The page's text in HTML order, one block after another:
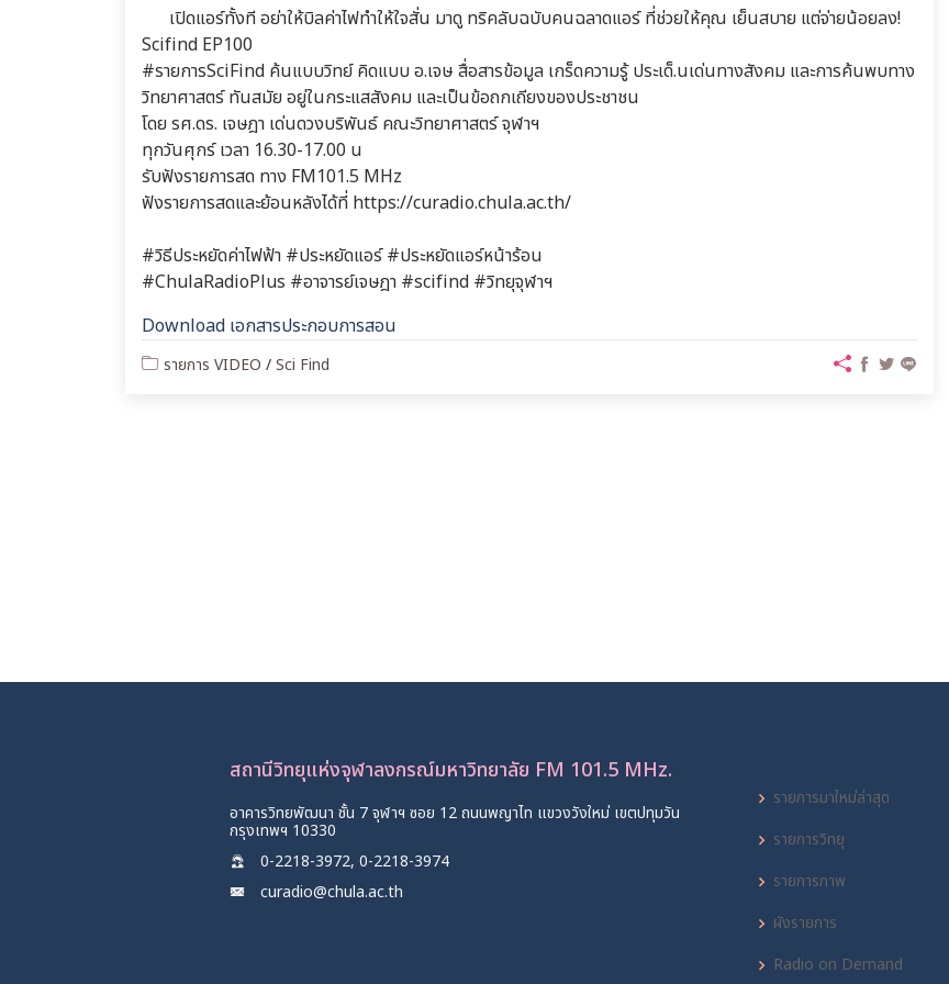
เปิดแอร์ทั้งที อย่าให้บิลค่าไฟทำให้ใจสั่น มาดู ทริคลับฉบับคนฉลาดแอร์ ที่ช่วยให้คุณ เย็นสบาย แต่จ่ายน้อยลง!
Scifind EP100
#รายการSciFind ค้นแบบวิทย์ คิดแบบ อ.เจษ สื่อสารข้อมูล เกร็ดความรู้ ประเด็.นเด่นทางสังคม และการค้นพบทาง
วิทยาศาสตร์ ทันสมัย อยู่ในกระแสสังคม และเป็นข้อถกเถียงของประชาชน
โดย รศ.ดร. เจษฎา เด่นดวงบริพันธ์ คณะวิทยาศาสตร์ จุฬาฯ
ทุกวันศุกร์ เวลา 16.30-17.00 น
รับฟังรายการสด ทาง FM101.5 MHz
ฟังรายการสดและย้อนหลังได้ที่ https://curadio.chula.ac.th/
#วิธีประหยัดค่าไฟฟ้า #ประหยัดแอร์ #ประหยัดแอร์หน้าร้อน
#ChulaRadioPlus #อาจารย์เจษฎา #scifind #วิทยุจุฬาฯ
Download เอกสารประกอบการสอน
รายการ VIDEO /Sci Find
สถานีวิทยุแห่งจุฬาลงกรณ์มหาวิทยาลัย FM 101.5 MHz.
อาคารวิทยพัฒนา ชั้น 7 จุฬาฯ ซอย 12 ถนนพญาไท แขวงวังใหม่ เขตปทุมวัน
กรุงเทพฯ 10330
0-2218-3972, 0-2218-3974
curadio@chula.ac.th
รายการมาใหม่ล่าสุด
รายการวิทยุ
รายการภาพ
ผังรายการ
Radio on Demand